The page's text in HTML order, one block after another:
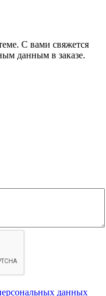
С вами свяжется
данным в заказе.
данных